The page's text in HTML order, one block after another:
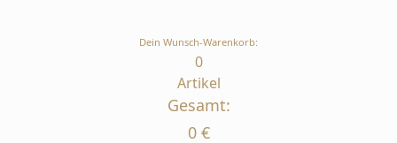
Dein Wunsch-Warenkorb:
0
Artikel
Gesamt:
0 €